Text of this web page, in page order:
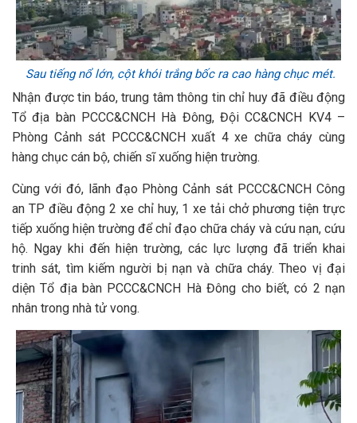
Sau tiếng nổ lớn, cột khói trắng bốc ra cao hàng chục mét.
Nhận được tin báo, trung tâm thông tin chỉ huy đã điều động
Tổ địa bàn PCCC&CNCH Hà Đông, Đội CC&CNCH KV4 –
Phòng Cảnh sát PCCC&CNCH xuất 4 xe chữa cháy cùng
hàng chục cán bộ, chiến sĩ xuống hiện trường.
Cùng với đó, lãnh đạo Phòng Cảnh sát PCCC&CNCH Công
an TP điều động 2 xe chỉ huy, 1 xe tải chở phương tiện trực
tiếp xuống hiện trường để chỉ đạo chữa cháy và cứu nạn, cứu
hộ. Ngay khi đến hiện trường, các lực lượng đã triển khai
trinh sát, tìm kiếm người bị nạn và chữa cháy. Theo vị đại
diện Tổ địa bàn PCCC&CNCH Hà Đông cho biết, có 2 nạn
nhân trong nhà tử vong.